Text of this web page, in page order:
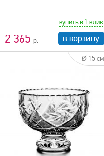
2 365
купить в 1 клик
в корзину
Ø 15 см
быстрый просмотр